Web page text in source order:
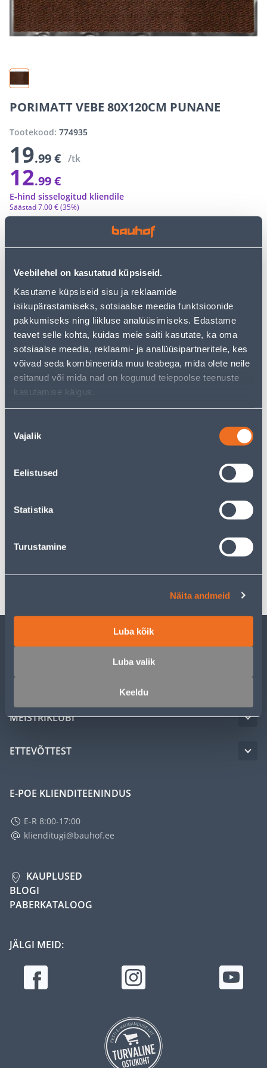
Veebilehel on kasutatud küpsiseid.
Kasutame küpsiseid sisu ja reklaamide
isikupärastamiseks, sotsiaalse meedia funktsioonide
pakkumiseks ning liikluse analüüsimiseks. Edastame
teavet selle kohta, kuidas meie saiti kasutate, ka oma
sotsiaalse meedia, reklaami- ja analüüsipartneritele, kes
võivad seda kombineerida muu teabega, mida olete neile
esitanud või mida nad on kogunud teiepoolse teenuste
kasutamise käigus.
valik
Vajalik
Eelistused
Statistika
Turustamine
Näita andmeid
Luba kõik
Luba valik
Keeldu
PORIMATT VEBE 80X120CM PUNANE
Tootekood: 774935
19.99 € /tk
12.99 €
E-poe erihinnad võivad erineda tavakaupluse hindadest
Säästad7.00 €(35%)
E-hind sisselogitud kliendile
− + LISA OSTUKORVI
Vaata saadavust
• Kummiservaga porimatt.
• Sileda pinnaga.
• Punast värvi.
• 14-päevane tagastusõigus.
Kirjeldus
Spetsifikatsioon
Transport
KLIENDITEENINDUS
MEISTRIKLUBI
ETTEVÕTTEST
E-POE KLIENDITEENINDUS
E-R 8:00-17:00
klienditugi@bauhof.ee
KAUPLUSED
BLOGI
PABERKATALOOG
JÄLGI MEID: